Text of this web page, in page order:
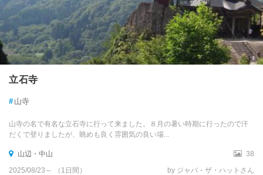
立石寺
# 山寺
山寺の名で有名な立石寺に行って来ました。８月の暑い時期に行ったので汗
だくで登りましたが、眺めも良く雰囲気の良い場...
山辺・中山
38
2025/08/23～ （1日間）
by ジャバ・ザ・ハットさん